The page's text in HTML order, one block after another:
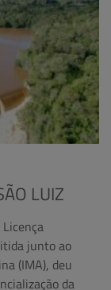
LUIZ
junto ao
(IMA), deu
da